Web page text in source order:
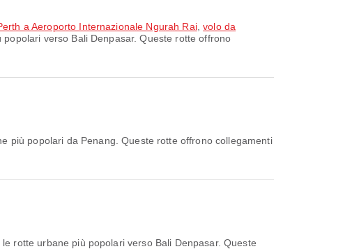
a Aeroporto Internazionale Ngurah Rai,volo da
verso Bali Denpasar. Queste rotte offrono
più popolari da Penang. Queste rotte offrono collegamenti
le rotte urbane più popolari verso Bali Denpasar. Queste